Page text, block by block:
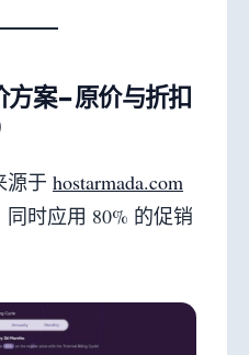
案 – 原价与折扣
源于 hostarmada.com
时应用 80% 的促销